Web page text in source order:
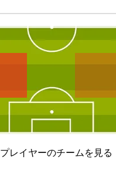
CF
右
WG
CB
右
SB
GK
プレイヤーのチームを見る